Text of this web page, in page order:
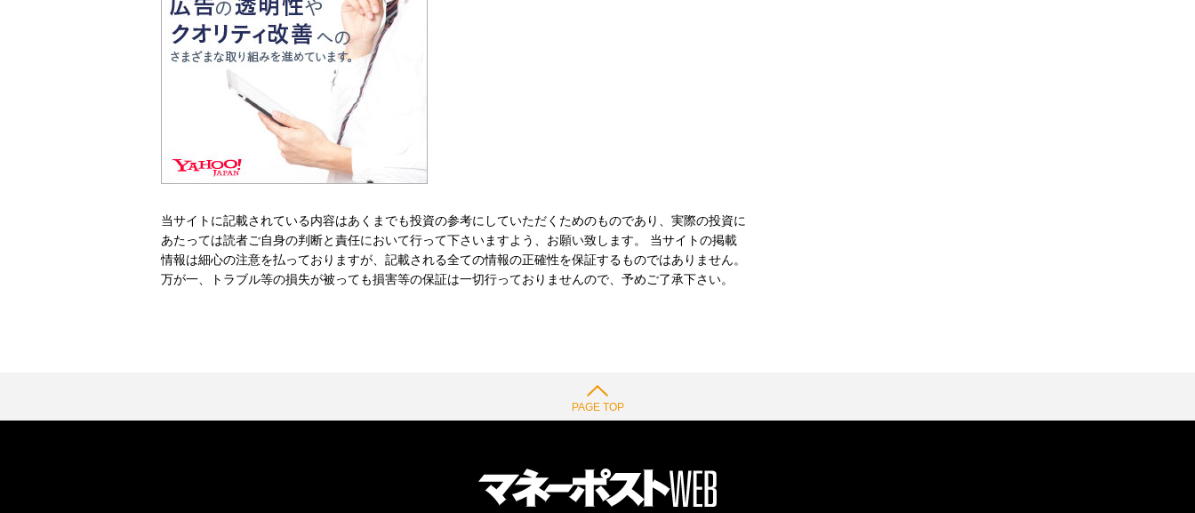
当サイトに記載されている内容はあくまでも投資の参考にしていただくためのものであり、実際の投資に
あたっては読者ご自身の判断と責任において行って下さいますよう、お願い致します。 当サイトの掲載
情報は細心の注意を払っておりますが、記載される全ての情報の正確性を保証するものではありません。
万が一、トラブル等の損失が被っても損害等の保証は一切行っておりませんので、予めご了承下さい。
PAGE TOP